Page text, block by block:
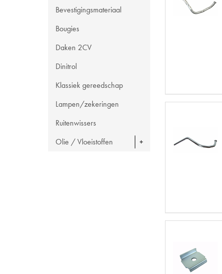
Bevestigingsmateriaal
Bougies
Daken 2CV
Dinitrol
Klassiek gereedschap
Lampen/zekeringen
Ruitenwissers
Olie / Vloeistoffen